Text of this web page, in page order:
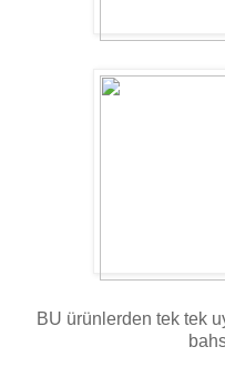
BU ürünlerden tek tek